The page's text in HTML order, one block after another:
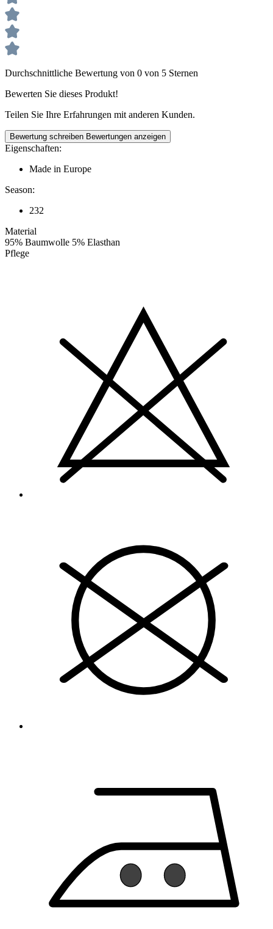
Durchschnittliche Bewertung von 0 von 5 Sternen
Bewerten Sie dieses Produkt!
Teilen Sie Ihre Erfahrungen mit anderen Kunden.
Bewertung schreiben Bewertungen anzeigen
Eigenschaften:
Made in Europe
Season:
232
Material
95% Baumwolle 5% Elasthan
Pflege